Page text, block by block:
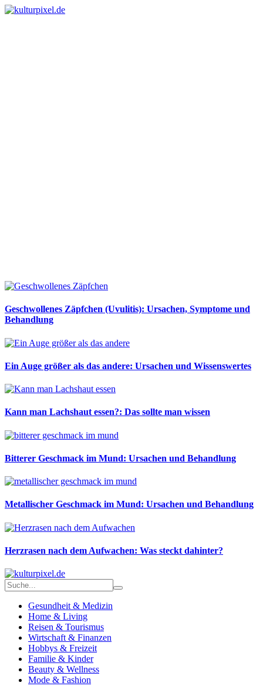
Geschwollenes Zäpfchen (Uvulitis): Ursachen, Symptome und
Behandlung
Ein Auge größer als das andere: Ursachen und Wissenswertes
Kann man Lachshaut essen?: Das sollte man wissen
Bitterer Geschmack im Mund: Ursachen und Behandlung
Metallischer Geschmack im Mund: Ursachen und Behandlung
Herzrasen nach dem Aufwachen: Was steckt dahinter?
Gesundheit & Medizin
Home & Living
Reisen & Tourismus
Wirtschaft & Finanzen
Hobbys & Freizeit
Familie & Kinder
Beauty & Wellness
Mode & Fashion